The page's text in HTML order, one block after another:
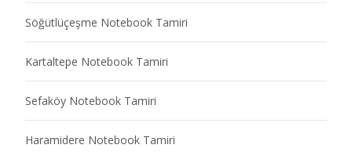
Söğütlüçeşme Notebook Tamiri
Kartaltepe Notebook Tamiri
Sefaköy Notebook Tamiri
Haramidere Notebook Tamiri